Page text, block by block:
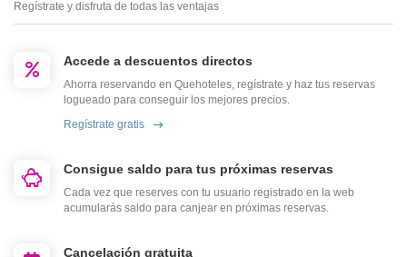
Regístrate y disfruta de todas las ventajas
Accede a descuentos directos
Ahorra reservando en Quehoteles, regístrate y haz tus reservas
logueado para conseguir los mejores precios.
Regístrate gratis
Consigue saldo para tus próximas reservas
Cada vez que reserves con tu usuario registrado en la web
acumularás saldo para canjear en próximas reservas.
Cancelación gratuita